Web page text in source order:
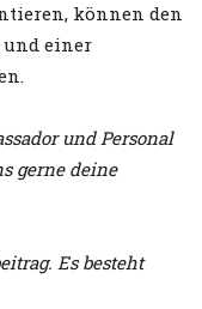
können den
einer
und Personal
gerne deine
Es besteht